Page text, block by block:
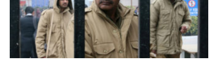
Кыргызстана